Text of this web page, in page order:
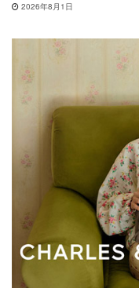
2026年8月1日